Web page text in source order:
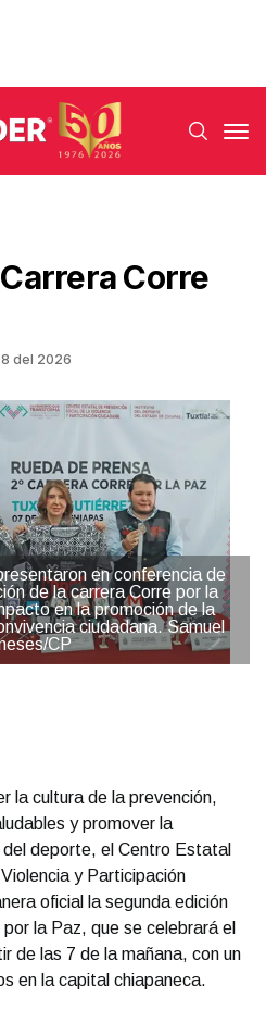
Corre
del 2026
en conferencia de
de la carrera Corre por la
en la promoción de la
ciudadana. Samuel
CP
la cultura de la prevención,
y promover la
deporte, el Centro Estatal
y Participación
oficial la segunda edición
la Paz, que se celebrará el
de las 7 de la mañana, con un
en la capital chiapaneca.